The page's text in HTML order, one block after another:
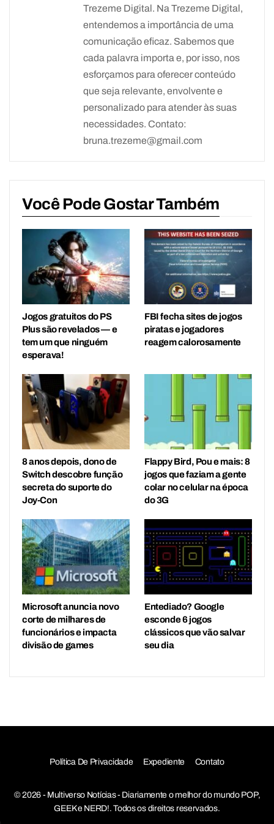
Trezeme Digital. Na Trezeme Digital,
entendemos a importância de uma
comunicação eficaz. Sabemos que
cada palavra importa e, por isso, nos
esforçamos para oferecer conteúdo
que seja relevante, envolvente e
personalizado para atender às suas
necessidades. Contato:
bruna.trezeme@gmail.com
Você Pode Gostar Também
Jogos gratuitos do PS
Plus são revelados — e
tem um que ninguém
esperava!
FBI fecha sites de jogos
piratas e jogadores
reagem calorosamente
8 anos depois, dono de
Switch descobre função
secreta do suporte do
Joy-Con
Flappy Bird, Pou e mais: 8
jogos que faziam a gente
colar no celular na época
do 3G
Microsoft anuncia novo
corte de milhares de
funcionários e impacta
divisão de games
Entediado? Google
esconde 6 jogos
clássicos que vão salvar
seu dia
Política De Privacidade Expediente Contato
© 2026 - Multiverso Notícias - Diariamente o melhor do mundo POP,
GEEK e NERD!. Todos os direitos reservados.